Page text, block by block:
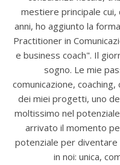
mestiere principale cui,
anni, ho aggiunto la
Practitioner in
e business coach". Il
sogno. Le mie
comunicazione,
dei miei progetti, uno
moltissimo nel
arrivato il momento
potenziale per diventare
in noi: unica,